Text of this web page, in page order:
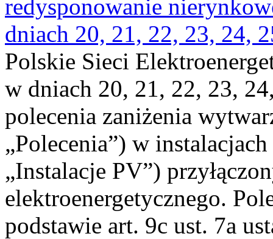
redysponowanie
dniach 20, 21, 22, 23, 24,
Polskie Sieci
w dniach 20, 21, 22, 23,
polecenia zaniżenia
„Polecenia”) w
„Instalacje PV”)
elektroenergetycznego.
podstawie art. 9c ust. 7a